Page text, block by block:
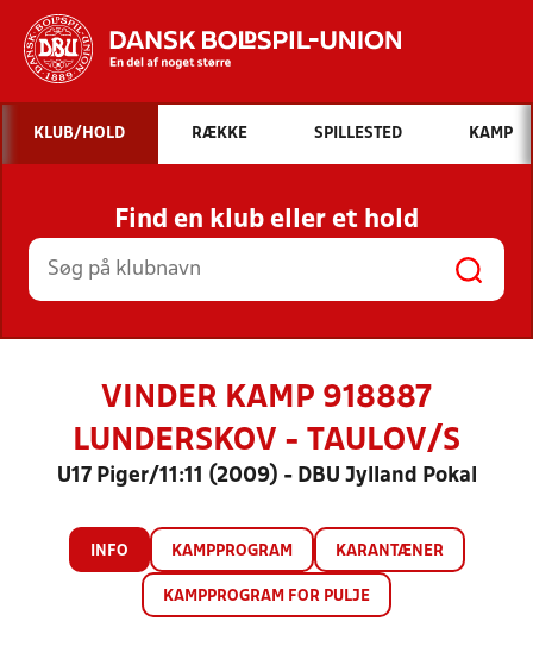
Hvad vil du søge efter?
INDHOLD OG NYHEDER
STILLINGER, RESULTATER, KLUBBER OG
HOLD
KLUB/HOLD RÆKKE SPILLESTED KAMP
Find en klub eller et hold
VINDER KAMP 918887
LUNDERSKOV - TAULOV/S
U17 Piger/11:11 (2009) - DBU Jylland Pokal
INFO KAMPPROGRAM KARANTÆNER
KAMPPROGRAM FOR PULJE